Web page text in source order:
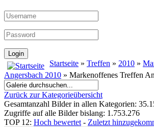
Startseite » Treffen » 2010 »
Angersbach 2010 » Markenoffenes Treffen
Zurück zur Kategorieübersicht
Gesamtanzahl Bilder in allen Kategorien:
Zugriffe auf alle Bilder bislang: 1.753.276
TOP 12: Hoch bewertet - Zuletzt